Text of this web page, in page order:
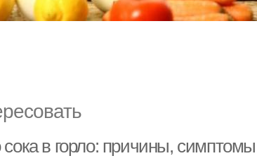
сока в горло: причины,